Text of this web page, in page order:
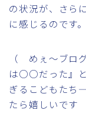
の状況が、さら
に感じるのです。
（ めぇ～ブロ
は○○だった』
ぎるこどもたち
たら嬉しいで